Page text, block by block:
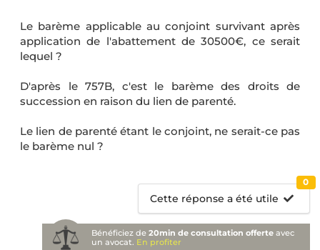
Le barème applicable au conjoint survivant après
application de l'abattement de 30500€, ce serait
lequel ?
D'après le 757B, c'est le barème des droits de
succession en raison du lien de parenté.
Le lien de parenté étant le conjoint, ne serait-ce pas
le barème nul ?
Cette réponse a été utile
0
Bénéficiez de20min de consultation offerte avec
un avocat. En profiter